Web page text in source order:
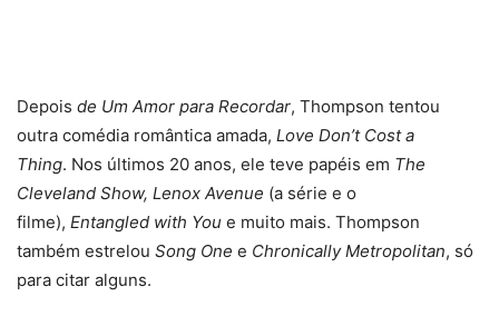
Depois de Um Amor para Recordar, Thompson tentou
outra comédia romântica amada, Love Don’t Cost a
Thing. Nos últimos 20 anos, ele teve papéis em The
Cleveland Show, Lenox Avenue (a série e o
filme), Entangled with You e muito mais. Thompson
também estrelou Song One e Chronically Metropolitan, só
para citar alguns.